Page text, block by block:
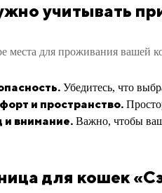
учитывать
места для проживания вашей
Убедитесь, что
и пространство.
и внимание. Важно, чтобы
для кошек